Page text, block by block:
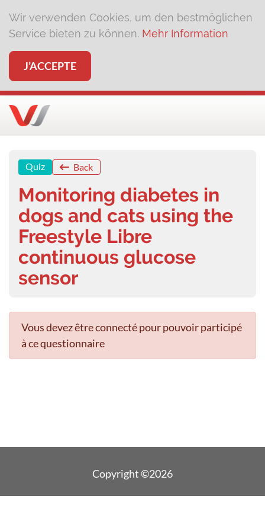
Wir verwenden Cookies, um den bestmöglichen
Service bieten zu können. Mehr Information
J’ACCEPTE
Quiz Back
Monitoring diabetes in
dogs and cats using the
Freestyle Libre
continuous glucose
sensor
Vous devez être connecté pour pouvoir participé
à ce questionnaire
Copyright ©2026